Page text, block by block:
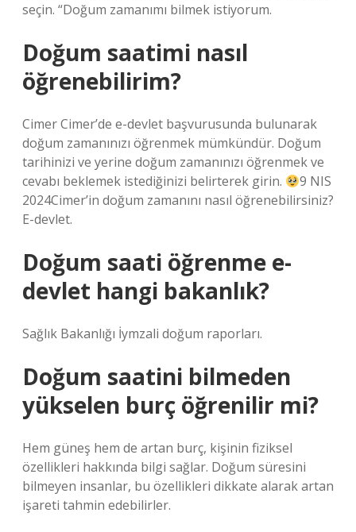
seçin. “Doğum zamanımı bilmek istiyorum.
Doğum saatimi nasıl
öğrenebilirim?
Cimer Cimer’de e-devlet başvurusunda bulunarak
doğum zamanınızı öğrenmek mümkündür. Doğum
tarihinizi ve yerine doğum zamanınızı öğrenmek ve
cevabı beklemek istediğinizi belirterek girin.
9 NIS
2024Cimer’in doğum zamanını nasıl öğrenebilirsiniz?
E-devlet.
Doğum saati öğrenme e-
devlet hangi bakanlık?
Sağlık Bakanlığı İymzali doğum raporları.
Doğum saatini bilmeden
yükselen burç öğrenilir mi?
Hem güneş hem de artan burç, kişinin fiziksel
özellikleri hakkında bilgi sağlar. Doğum süresini
bilmeyen insanlar, bu özellikleri dikkate alarak artan
işareti tahmin edebilirler.